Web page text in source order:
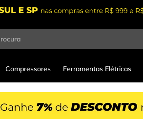
Compressores Ferramentas Elétricas